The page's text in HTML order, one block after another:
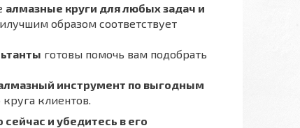
алмазные круги для любых задач и
образом соответствует
готовы помочь вам подобрать
инструмент по выгодным
клиентов.
и убедитесь в его